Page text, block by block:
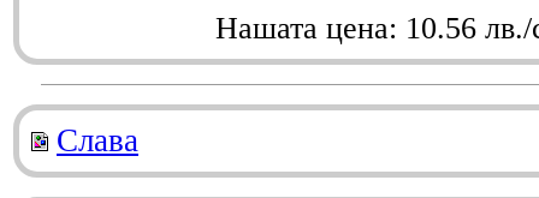
Нашата цена: 10.56 лв./
Слава